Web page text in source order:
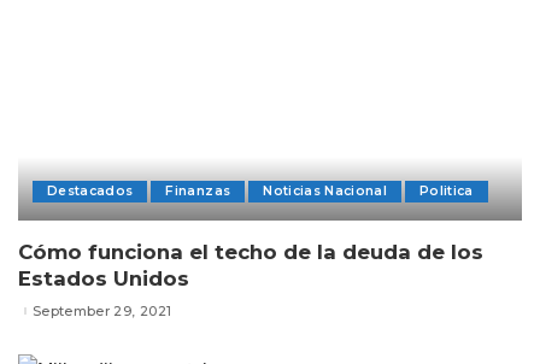
Destacados Finanzas Noticias Nacional Politica
Cómo funciona el techo de la deuda de los
Estados Unidos
September 29, 2021